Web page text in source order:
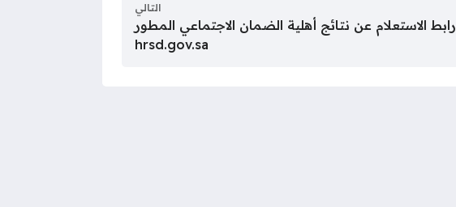
التالي
رابط الاستعلام عن نتائج أهلية الضمان الاجتماعي المطور
hrsd.gov.sa